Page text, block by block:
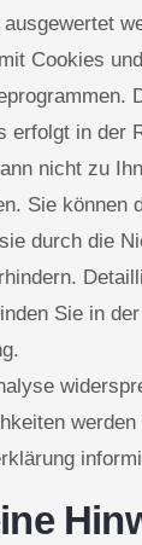
Cookies
erfolgt in der
nicht zu
Sie können
durch die
Sie in